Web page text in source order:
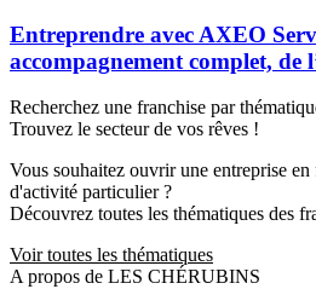
Entreprendre avec AXEO
accompagnement complet, de
Recherchez une franchise par
Trouvez le secteur de vos rêves !
Vous souhaitez ouvrir une entreprise en
d'activité particulier ?
Découvrez toutes les thématiques des
Voir toutes les thématiques
A propos de LES CHÉRUBINS